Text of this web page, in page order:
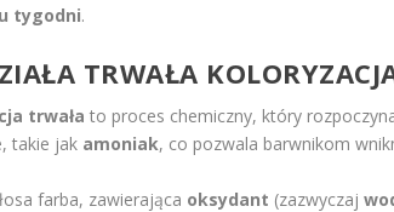
tygodni.
TRWAŁA
trwała to proces chemiczny, który
takie jak amoniak, co pozwala barwnikom
farba, zawierająca oksydant (zazwyczaj